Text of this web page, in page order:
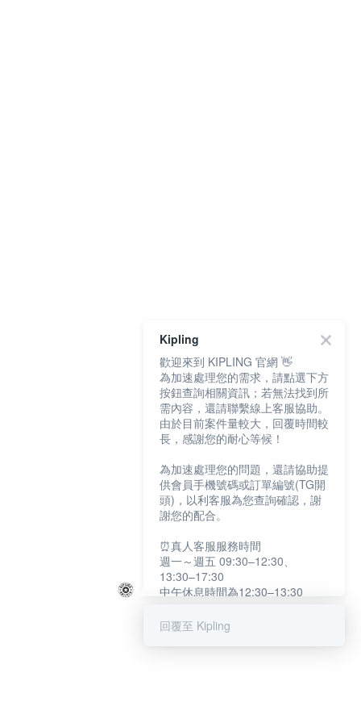
Kipling
歡迎來到 KIPLING 官網 👋
為加速處理您的需求，請點選下方
按鈕查詢相關資訊；若無法找到所
需內容，還請聯繫線上客服協助。
由於目前案件量較大，回覆時間較
長，感謝您的耐心等候！
為加速處理您的問題，還請協助提
供會員手機號碼或訂單編號(TG開
頭)，以利客服為您查詢確認，謝
謝您的配合。
⏰真人客服服務時間
週一～週五 09:30–12:30、
13:30–17:30
中午休息時間為12:30–13:30
提醒您：系統會自動已讀訊息，如
回覆至 Kipling